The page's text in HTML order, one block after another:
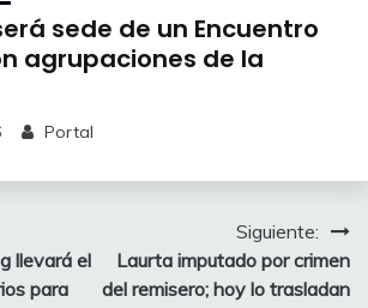
sede de un Encuentro
agrupaciones de la
Portal
llevará el
para
Siguiente:
Laurta imputado por crimen
del remisero; hoy lo trasladan